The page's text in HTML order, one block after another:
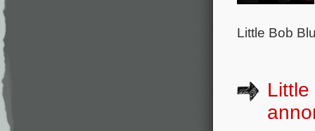
Little Bob